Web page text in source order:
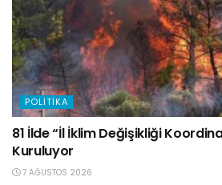
POLITIKA
81 İlde “İl İklim Değişikliği
Kuruluyor
7 AĞUSTOS 2026